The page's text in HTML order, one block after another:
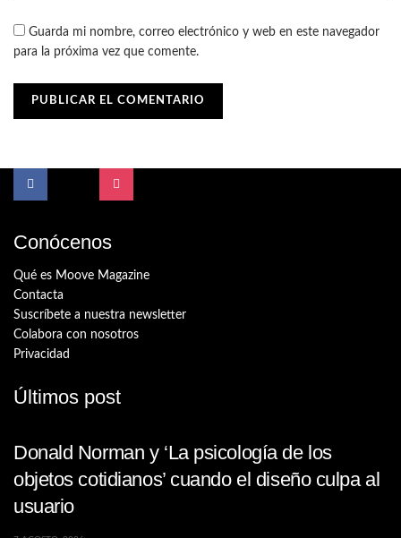
Guarda mi nombre, correo electrónico y web en este navegador
para la próxima vez que comente.
Conócenos
Qué es Moove Magazine
Contacta
Suscríbete a nuestra newsletter
Colabora con nosotros
Privacidad
Últimos post
Donald Norman y ‘La psicología de los
objetos cotidianos’ cuando el diseño culpa al
usuario